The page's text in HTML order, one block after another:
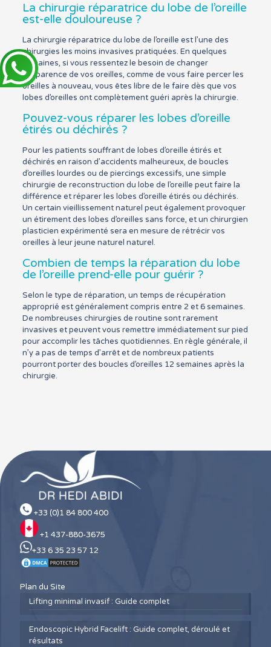
La chirurgie réparatrice du lobe de l’oreille
est-elle douloureuse ?
La chirurgie réparatrice du lobe de l’oreille est l’une des
chirurgies les moins invasives pratiquées. En quelques
semaines, si vous ressentez le besoin de changer
l’apparence de vos oreilles, comme de vous faire percer les
oreilles à nouveau, vous êtes libre de le faire dès que vos
lobes d’oreilles ont complètement guéri après la chirurgie.
Pouvez-vous réparer les lobes d’oreille
étirés ou déchirés ?
Pour les patients souffrant de lobes d’oreille étirés et
déchirés en raison d’accidents malheureux, de boucles
d’oreilles lourdes ou de piercings excessifs, une simple
chirurgie de reconstruction du lobe de l’oreille peut faire la
différence et réparer les lobes d’oreille étirés ou déchirés.
Un certain vieillissement naturel peut également provoquer
un étirement des lobes d’oreilles sans force, et un chirurgien
plasticien expérimenté sera en mesure de rétrécir vos
oreilles à leur jeune naturel naturel.
Combien de temps la réparation du lobe
de l’oreille prend-elle pour guérir ?
Selon le type de réparation, un temps de récupération
approprié est généralement compris entre 2 et 6 semaines.
De nombreuses chirurgies de routine sont rarement
invasives et peuvent vous remettre immédiatement sur pied
pour accomplir les tâches quotidiennes. En règle générale, il
n’y a pas de temps d’arrêt et de nombreux patients
pourront porter des boucles d’oreilles 12 semaines après la
chirurgie.
+33 (0)1 84 800 400
+1 437-880-3675
+33 6 35 23 57 12
Plan du Site
Lifting minimal invasif : Guide complet
Endoscopic Hybrid Facelift : Guide complet, déroulé et
résultats